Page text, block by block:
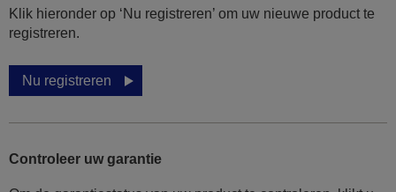
Klik hieronder op ‘Nu registreren’ om uw nieuwe product te
registreren.
Nu registreren
Controleer uw garantie